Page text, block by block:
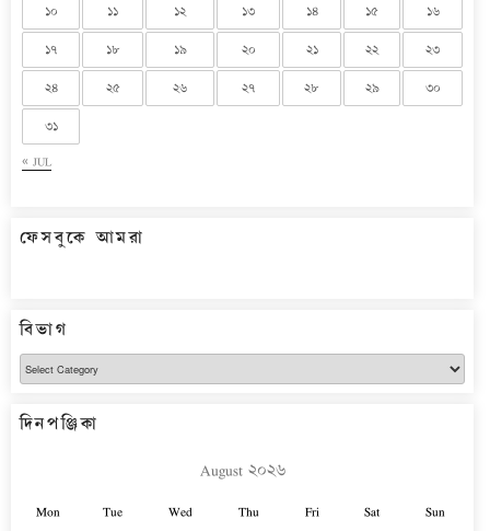
« JUL
১০ ১১ ১২ ১৩ ১৪ ১৫ ১৬
১৭ ১৮ ১৯ ২০ ২১ ২২ ২৩
২৪ ২৫ ২৬ ২৭ ২৮ ২৯ ৩০
৩১
ফেসবুকে আমরা
বিভাগ
বিভাগ
দিনপঞ্জিকা
August ২০২৬
Mon Tue Wed Thu Fri Sat Sun